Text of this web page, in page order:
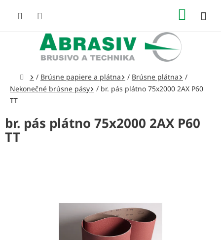
obsah
Domov
/ Brúsne papiere a plátna / Brúsne plátna
/
Nekonečné brúsne pásy
/ br. pás plátno 75x2000 2AX P60
TT
br. pás plátno 75x2000 2AX P60
TT